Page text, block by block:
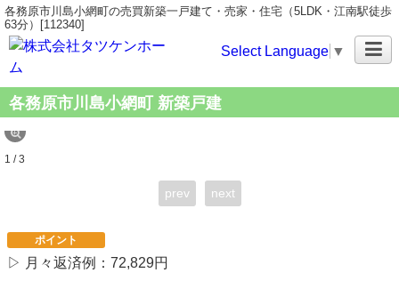
各務原市川島小網町の売買新築一戸建て・売家・住宅（5LDK・江南駅徒歩
63分）[112340]
Select Language ▼
各務原市川島小網町 新築戸建
1 / 3
prev next
ポイント
▷ 月々返済例：72,829円